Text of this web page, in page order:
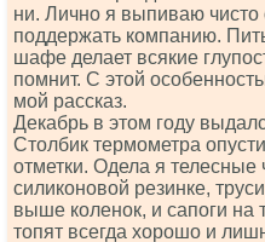
ни. Лично я выпиваю чисто
поддержать компанию.
шафе делает всякие
помнит. С этой
мой рассказ.
Декабрь в этом году
Столбик термометра
отметки. Одела я телесные
силиконовой резинке,
выше коленок, и сапоги на
топят всегда хорошо и